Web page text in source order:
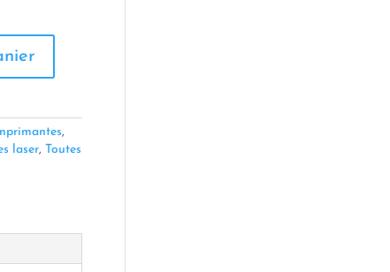
,
laser, Toutes